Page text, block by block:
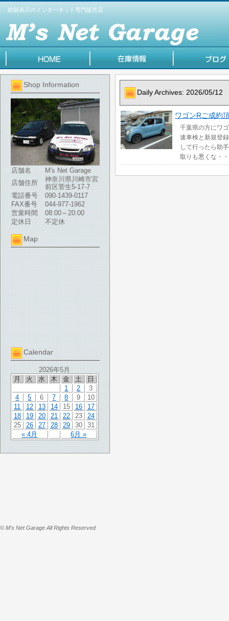
総額表示のインターネット専門販売店
Shop Information
店舗名
M's Net Garage
店舗住所
神奈川県川崎市宮
前区菅生5-17-7
電話番号
090-1439-0117
FAX番号
044-977-1962
営業時間
08:00～20:00
定休日
不定休
Map
Calendar
2026年5月
月
火 水 木 金 土 日
« 4月 6月 »
1 2
3
4
5 6 7 8 9
10
11
12 13 14 15 16
17
18
19 20 21 22 23
24
25
26 27 28 29 30 31
Daily Archives: 2026/05/12
ワゴンRご成約
千葉県の方にワ
速車検と新規登
して行ったら助
取りも悪くな・
© M's Net Garage All Rights Reserved